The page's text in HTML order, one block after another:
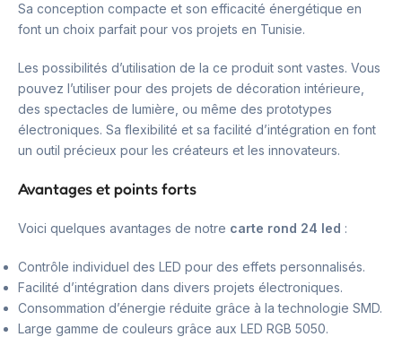
Sa conception compacte et son efficacité énergétique en
font un choix parfait pour vos projets en Tunisie.
Les possibilités d’utilisation de la ce produit sont vastes. Vous
pouvez l’utiliser pour des projets de décoration intérieure,
des spectacles de lumière, ou même des prototypes
électroniques. Sa flexibilité et sa facilité d’intégration en font
un outil précieux pour les créateurs et les innovateurs.
Avantages et points forts
Voici quelques avantages de notre carte rond 24 led :
Contrôle individuel des LED pour des effets personnalisés.
Facilité d’intégration dans divers projets électroniques.
Consommation d’énergie réduite grâce à la technologie SMD.
Large gamme de couleurs grâce aux LED RGB 5050.